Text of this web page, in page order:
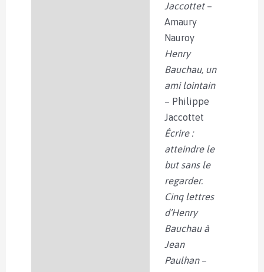
Jaccottet–
Amaury
Nauroy
Henry
Bauchau, un
ami lointain
– Philippe
Jaccottet
Écrire :
atteindre le
but sans le
regarder.
Cinq lettres
d’Henry
Bauchau à
Jean
Paulhan–